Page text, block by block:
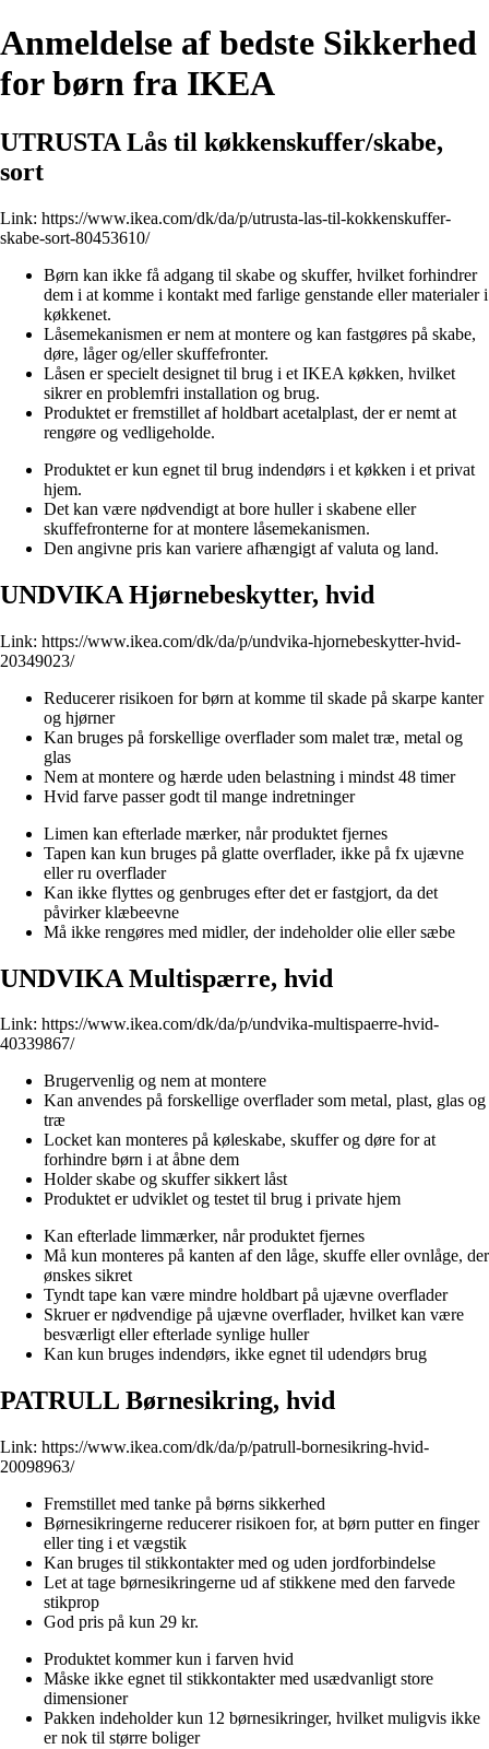
Anmeldelse af bedste Sikkerhed
for børn fra IKEA
UTRUSTA Lås til køkkenskuffer/skabe,
sort
Link: https://www.ikea.com/dk/da/p/utrusta-las-til-kokkenskuffer-
skabe-sort-80453610/
Børn kan ikke få adgang til skabe og skuffer, hvilket forhindrer
dem i at komme i kontakt med farlige genstande eller materialer i
køkkenet.
Låsemekanismen er nem at montere og kan fastgøres på skabe,
døre, låger og/eller skuffefronter.
Låsen er specielt designet til brug i et IKEA køkken, hvilket
sikrer en problemfri installation og brug.
Produktet er fremstillet af holdbart acetalplast, der er nemt at
rengøre og vedligeholde.
Produktet er kun egnet til brug indendørs i et køkken i et privat
hjem.
Det kan være nødvendigt at bore huller i skabene eller
skuffefronterne for at montere låsemekanismen.
Den angivne pris kan variere afhængigt af valuta og land.
UNDVIKA Hjørnebeskytter, hvid
Link: https://www.ikea.com/dk/da/p/undvika-hjornebeskytter-hvid-
20349023/
Reducerer risikoen for børn at komme til skade på skarpe kanter
og hjørner
Kan bruges på forskellige overflader som malet træ, metal og
glas
Nem at montere og hærde uden belastning i mindst 48 timer
Hvid farve passer godt til mange indretninger
Limen kan efterlade mærker, når produktet fjernes
Tapen kan kun bruges på glatte overflader, ikke på fx ujævne
eller ru overflader
Kan ikke flyttes og genbruges efter det er fastgjort, da det
påvirker klæbeevne
Må ikke rengøres med midler, der indeholder olie eller sæbe
UNDVIKA Multispærre, hvid
Link: https://www.ikea.com/dk/da/p/undvika-multispaerre-hvid-
40339867/
Brugervenlig og nem at montere
Kan anvendes på forskellige overflader som metal, plast, glas og
træ
Locket kan monteres på køleskabe, skuffer og døre for at
forhindre børn i at åbne dem
Holder skabe og skuffer sikkert låst
Produktet er udviklet og testet til brug i private hjem
Kan efterlade limmærker, når produktet fjernes
Må kun monteres på kanten af den låge, skuffe eller ovnlåge, der
ønskes sikret
Tyndt tape kan være mindre holdbart på ujævne overflader
Skruer er nødvendige på ujævne overflader, hvilket kan være
besværligt eller efterlade synlige huller
Kan kun bruges indendørs, ikke egnet til udendørs brug
PATRULL Børnesikring, hvid
Link: https://www.ikea.com/dk/da/p/patrull-bornesikring-hvid-
20098963/
Fremstillet med tanke på børns sikkerhed
Børnesikringerne reducerer risikoen for, at børn putter en finger
eller ting i et vægstik
Kan bruges til stikkontakter med og uden jordforbindelse
Let at tage børnesikringerne ud af stikkene med den farvede
stikprop
God pris på kun 29 kr.
Produktet kommer kun i farven hvid
Måske ikke egnet til stikkontakter med usædvanligt store
dimensioner
Pakken indeholder kun 12 børnesikringer, hvilket muligvis ikke
er nok til større boliger